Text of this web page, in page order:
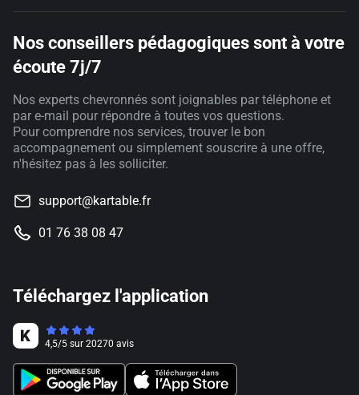
Nos conseillers pédagogiques sont à votre
écoute 7j/7
Nos experts chevronnés sont joignables par téléphone et
par e-mail pour répondre à toutes vos questions.
Pour comprendre nos services, trouver le bon
accompagnement ou simplement souscrire à une offre,
n'hésitez pas à les solliciter.
support@kartable.fr
01 76 38 08 47
Téléchargez l'application
4,5/5 sur 20270 avis